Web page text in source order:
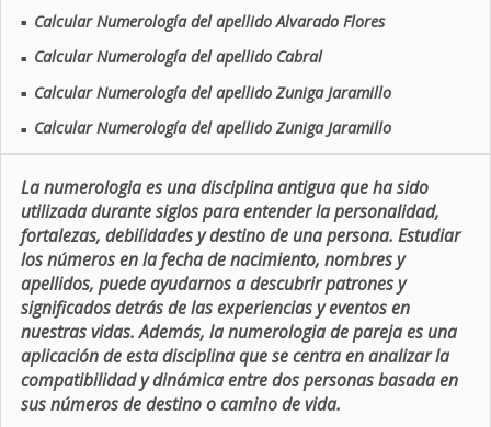
■ Calcular Numerología del apellido Alvarado Flores
■ Calcular Numerología del apellido Cabral
■ Calcular Numerología del apellido Zuniga Jaramillo
■ Calcular Numerología del apellido Zuniga Jaramillo
La numerologia es una disciplina antigua que ha sido
utilizada durante siglos para entender la personalidad,
fortalezas, debilidades y destino de una persona. Estudiar
los números en la fecha de nacimiento, nombres y
apellidos, puede ayudarnos a descubrir patrones y
significados detrás de las experiencias y eventos en
nuestras vidas. Además, la numerologia de pareja es una
aplicación de esta disciplina que se centra en analizar la
compatibilidad y dinámica entre dos personas basada en
sus números de destino o camino de vida.